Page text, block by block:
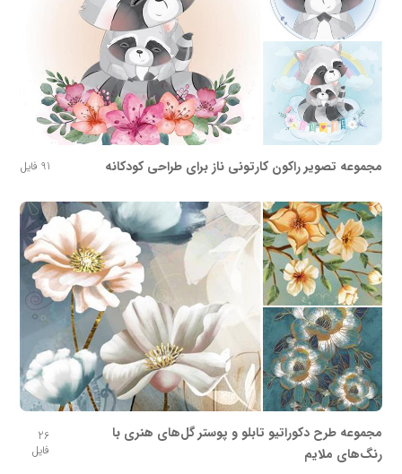
مجموعه تصویر راکون کارتونی ناز برای طراحی کودکانه 91 فایل
مجموعه طرح دکوراتیو تابلو و پوستر گل‌های هنری با
رنگ‌های ملایم
26
فایل